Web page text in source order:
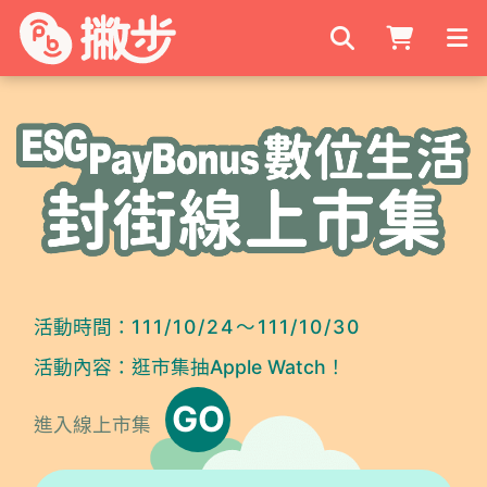
搜尋商家
活動時間： 111/10/24～111/10/30
活動內容： 逛市集抽Apple Watch！
進入線上市集 GO